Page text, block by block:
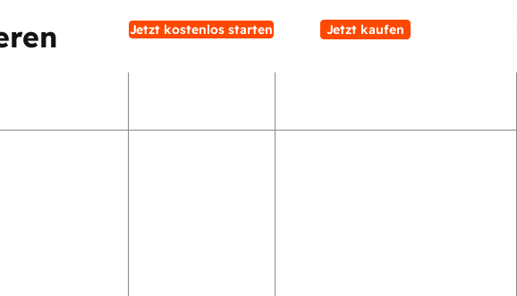
Jetzt kostenlos starten Jetzt kaufen